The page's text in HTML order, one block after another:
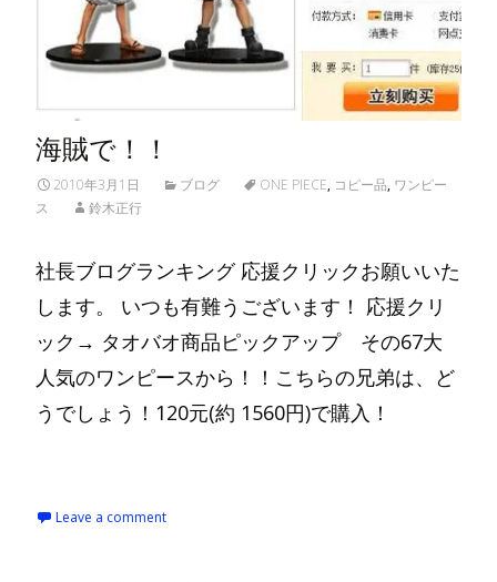
海賊で！！
2010年3月1日 ブログ ONE PIECE, コピー品, ワンピー
ス
鈴木正行
社長ブログランキング 応援クリックお願いいた
します。 いつも有難うございます！ 応援クリ
ック→ タオバオ商品ピックアップ その67大
人気のワンピースから！！こちらの兄弟は、ど
うでしょう！120元(約 1560円)で購入！
Leave a comment